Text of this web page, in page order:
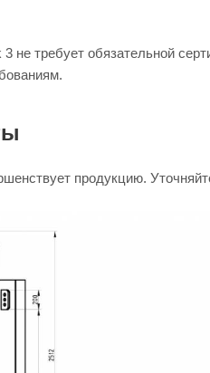
не требует обязательной
продукцию.